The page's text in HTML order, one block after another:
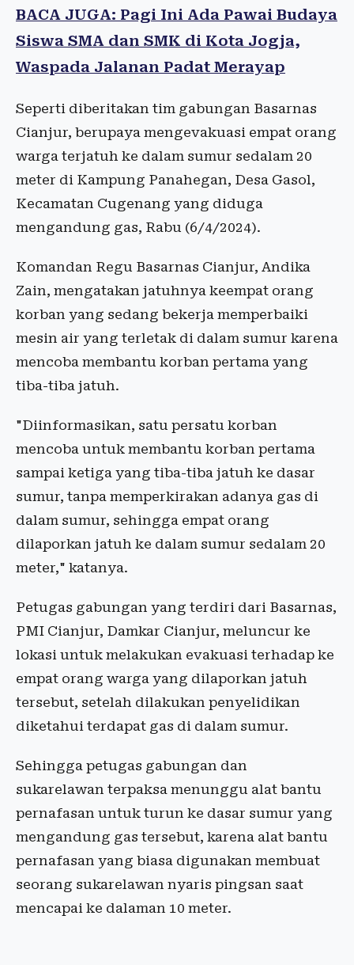
BACA JUGA: Pagi Ini Ada Pawai Budaya
Siswa SMA dan SMK di Kota Jogja,
Waspada Jalanan Padat Merayap
Seperti diberitakan tim gabungan Basarnas
Cianjur, berupaya mengevakuasi empat orang
warga terjatuh ke dalam sumur sedalam 20
meter di Kampung Panahegan, Desa Gasol,
Kecamatan Cugenang yang diduga
mengandung gas, Rabu (6/4/2024).
Komandan Regu Basarnas Cianjur, Andika
Zain, mengatakan jatuhnya keempat orang
korban yang sedang bekerja memperbaiki
mesin air yang terletak di dalam sumur karena
mencoba membantu korban pertama yang
tiba-tiba jatuh.
"Diinformasikan, satu persatu korban
mencoba untuk membantu korban pertama
sampai ketiga yang tiba-tiba jatuh ke dasar
sumur, tanpa memperkirakan adanya gas di
dalam sumur, sehingga empat orang
dilaporkan jatuh ke dalam sumur sedalam 20
meter," katanya.
Petugas gabungan yang terdiri dari Basarnas,
PMI Cianjur, Damkar Cianjur, meluncur ke
lokasi untuk melakukan evakuasi terhadap ke
empat orang warga yang dilaporkan jatuh
tersebut, setelah dilakukan penyelidikan
diketahui terdapat gas di dalam sumur.
Sehingga petugas gabungan dan
sukarelawan terpaksa menunggu alat bantu
pernafasan untuk turun ke dasar sumur yang
mengandung gas tersebut, karena alat bantu
pernafasan yang biasa digunakan membuat
seorang sukarelawan nyaris pingsan saat
mencapai ke dalaman 10 meter.